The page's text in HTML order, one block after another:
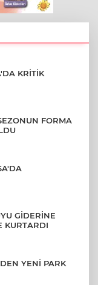
KRİTİK
FORMA
GİDERİNE
KURTARDI
YENİ PARK